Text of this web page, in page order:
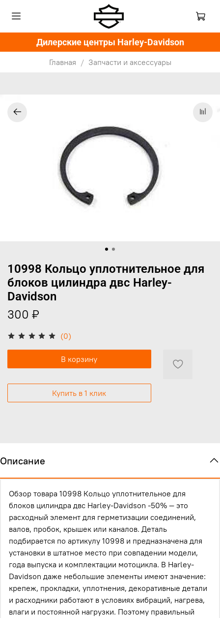
Дилерские центры Harley-Davidson
Главная Запчасти и аксессуары
(0)
10998 Кольцо уплотнительное для
блоков цилиндра двс Harley-
Davidson
300 ₽
В корзину
Купить в 1 клик
Описание
Обзор товара 10998 Кольцо уплотнительное для
блоков цилиндра двс Harley-Davidson -50% — это
расходный элемент для герметизации соединений,
валов, пробок, крышек или каналов. Деталь
подбирается по артикулу 10998 и предназначена для
установки в штатное место при совпадении модели,
года выпуска и комплектации мотоцикла. В Harley-
Davidson даже небольшие элементы имеют значение:
крепеж, прокладки, уплотнения, декоративные детали
и расходники работают в условиях вибраций, нагрева,
влаги и постоянной нагрузки. Поэтому правильный